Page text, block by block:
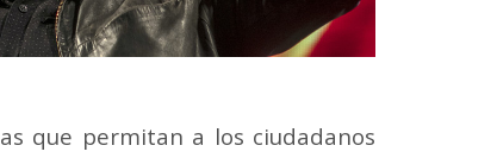
que permitan a los ciudadanos